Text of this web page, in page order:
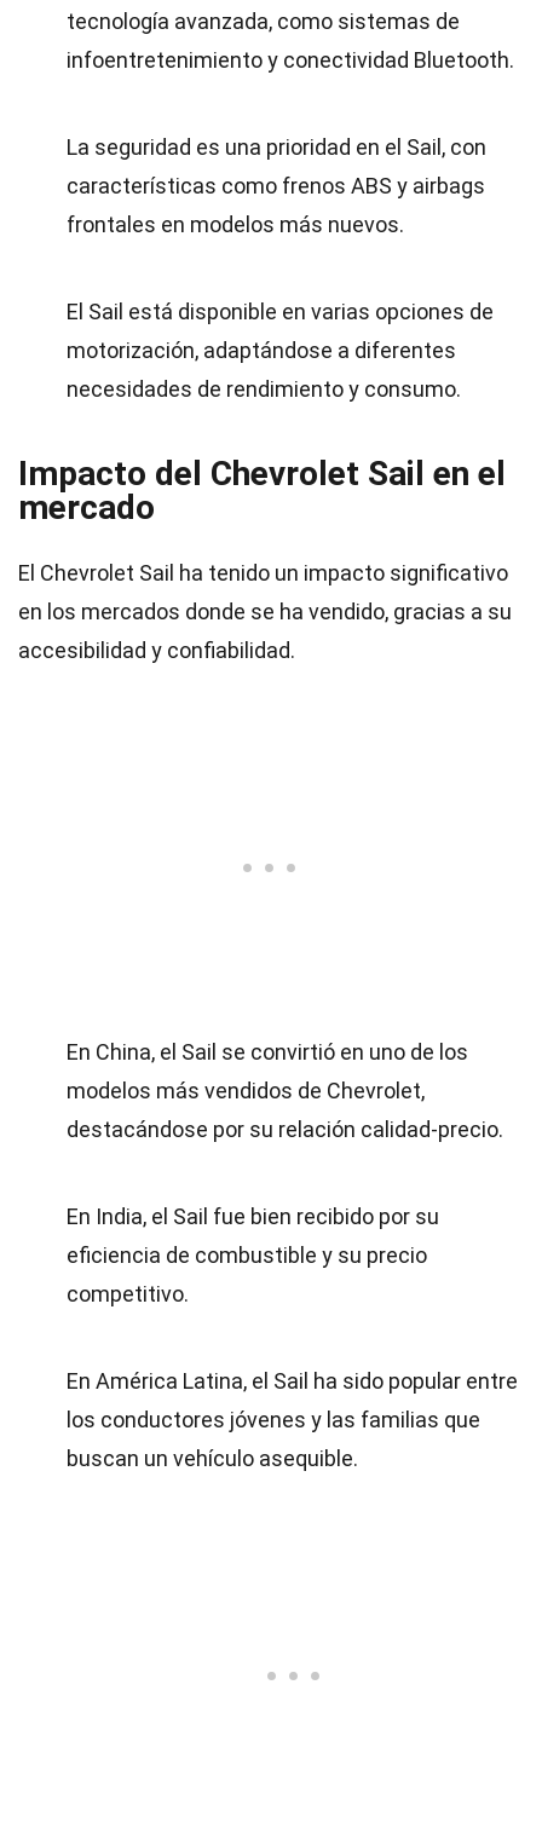
tecnología avanzada, como sistemas de
infoentretenimiento y conectividad Bluetooth.
La seguridad es una prioridad en el Sail, con
características como frenos ABS y airbags
frontales en modelos más nuevos.
El Sail está disponible en varias opciones de
motorización, adaptándose a diferentes
necesidades de rendimiento y consumo.
Impacto del Chevrolet Sail en el
mercado
El Chevrolet Sail ha tenido un impacto significativo
en los mercados donde se ha vendido, gracias a su
accesibilidad y confiabilidad.
En China, el Sail se convirtió en uno de los
modelos más vendidos de Chevrolet,
destacándose por su relación calidad-precio.
En India, el Sail fue bien recibido por su
eficiencia de combustible y su precio
competitivo.
En América Latina, el Sail ha sido popular entre
los conductores jóvenes y las familias que
buscan un vehículo asequible.